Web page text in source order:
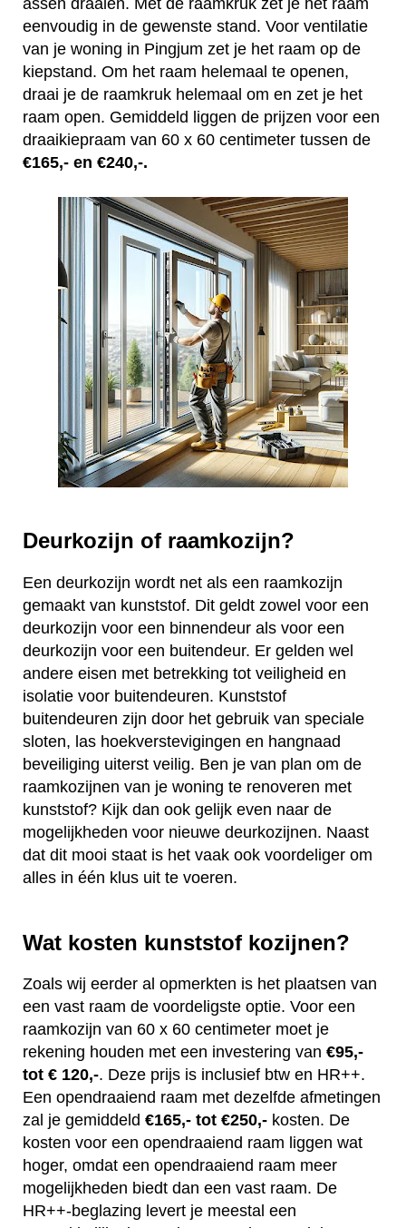
assen draaien. Met de raamkruk zet je het raam
eenvoudig in de gewenste stand. Voor ventilatie
van je woning in Pingjum zet je het raam op de
kiepstand. Om het raam helemaal te openen,
draai je de raamkruk helemaal om en zet je het
raam open. Gemiddeld liggen de prijzen voor een
draaikiepraam van 60 x 60 centimeter tussen de
€165,- en €240,-.
Deurkozijn of raamkozijn?
Een deurkozijn wordt net als een raamkozijn
gemaakt van kunststof. Dit geldt zowel voor een
deurkozijn voor een binnendeur als voor een
deurkozijn voor een buitendeur. Er gelden wel
andere eisen met betrekking tot veiligheid en
isolatie voor buitendeuren. Kunststof
buitendeuren zijn door het gebruik van speciale
sloten, las hoekverstevigingen en hangnaad
beveiliging uiterst veilig. Ben je van plan om de
raamkozijnen van je woning te renoveren met
kunststof? Kijk dan ook gelijk even naar de
mogelijkheden voor nieuwe deurkozijnen. Naast
dat dit mooi staat is het vaak ook voordeliger om
alles in één klus uit te voeren.
Wat kosten kunststof kozijnen?
Zoals wij eerder al opmerkten is het plaatsen van
een vast raam de voordeligste optie. Voor een
raamkozijn van 60 x 60 centimeter moet je
rekening houden met een investering van €95,-
tot € 120,-. Deze prijs is inclusief btw en HR++.
Een opendraaiend raam met dezelfde afmetingen
zal je gemiddeld €165,- tot €250,- kosten. De
kosten voor een opendraaiend raam liggen wat
hoger, omdat een opendraaiend raam meer
mogelijkheden biedt dan een vast raam. De
HR++-beglazing levert je meestal een